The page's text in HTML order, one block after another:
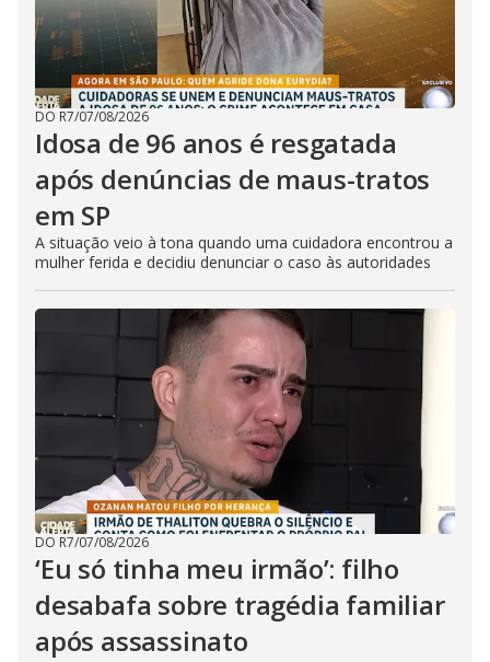
DO R7/07/08/2026
Idosa de 96 anos é resgatada
após denúncias de maus-tratos
em SP
A situação veio à tona quando uma cuidadora encontrou a
mulher ferida e decidiu denunciar o caso às autoridades
DO R7/07/08/2026
‘Eu só tinha meu irmão’: filho
desabafa sobre tragédia familiar
após assassinato